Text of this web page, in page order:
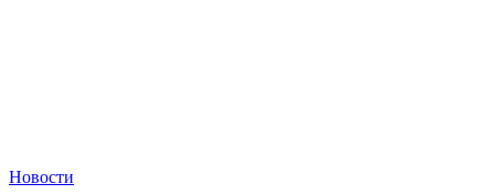
Новости